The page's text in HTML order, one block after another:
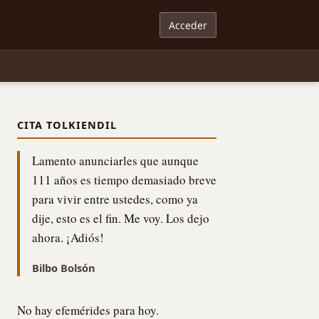
Acceder
CITA TOLKIENDIL
Lamento anunciarles que aunque
111 años es tiempo demasiado breve
para vivir entre ustedes, como ya
dije, esto es el fin. Me voy. Los dejo
ahora. ¡Adiós!
Bilbo Bolsón
No hay efemérides para hoy.